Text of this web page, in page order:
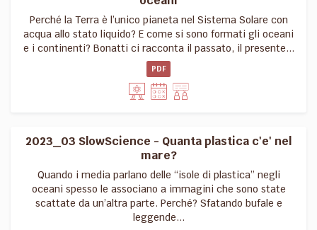
Perché la Terra è l’unico pianeta nel Sistema Solare con
acqua allo stato liquido? E come si sono formati gli oceani
e i continenti? Bonatti ci racconta il passato, il presente...
PDF
2023_03 SlowScience - Quanta plastica c'e' nel
mare?
Quando i media parlano delle “isole di plastica” negli
oceani spesso le associano a immagini che sono state
scattate da un’altra parte. Perché? Sfatando bufale e
leggende...